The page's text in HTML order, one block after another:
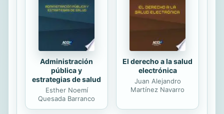
se indica la implicación muscular
principal, los objetivos del ejercicio y
una...
Administración
pública y
estrategias de salud
Esther Noemí
Quesada Barranco
El derecho a la salud
electrónica
Juan Alejandro
Martínez Navarro